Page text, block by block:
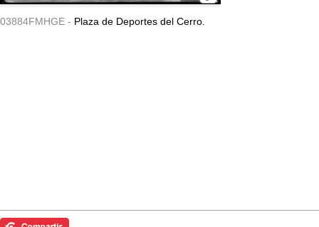
03884FMHGE - Plaza de Deportes del Cerro.